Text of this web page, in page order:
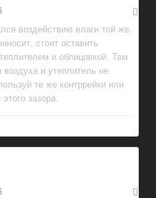
воздействию влаги той же,
стоит оставить
и облицовкой. Там
воздуха и утеплитель не
те же контррейки или
зазора.